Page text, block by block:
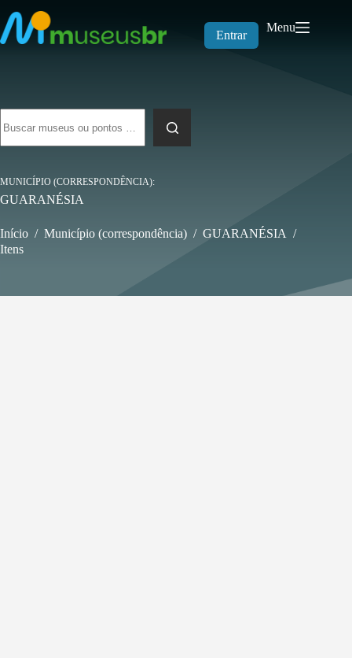
para
o
conteúdo
Entrar
Menu
resultados
MUNICÍPIO (CORRESPONDÊNCIA)
GUARANÉSIA
Início / Município (correspondência) / GUARANÉSIA /
Itens